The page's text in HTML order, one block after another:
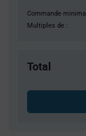
Commande
Multiples de :
Total